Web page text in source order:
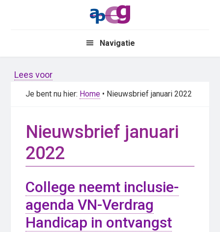
Navigatie
Lees voor
Je bent nu hier: Home • Nieuwsbrief januari 2022
Nieuwsbrief januari
2022
College neemt inclusie-
agenda VN-Verdrag
Handicap in ontvangst